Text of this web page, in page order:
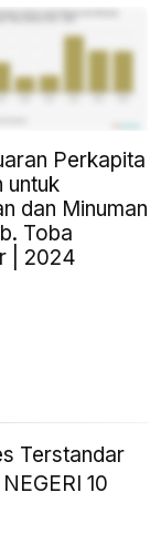
Perkapita
untuk
dan Minuman
Toba
| 2024
Terstandar
10